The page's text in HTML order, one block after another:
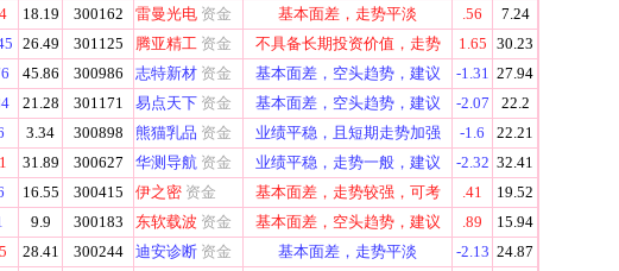
18.19 300162 雷曼光电 资金 基本面差，走势平淡 .56
7.24
26.49 301125 腾亚精工 资金 不具备长期投资价值，走势 1.65 30.23
45.86 300986 志特新材 资金 基本面差，空头趋势，建议 -1.31 27.94
21.28 301171 易点天下 资金 基本面差，空头趋势，建议 -2.07
22.2
3.34 300898 熊猫乳品 资金 业绩平稳，且短期走势加强 -1.6
22.21
31.89 300627 华测导航 资金 业绩平稳，走势一般，建议 -2.32 32.41
16.55 300415 伊之密 资金 基本面差，走势较强，可考 .41
19.52
9.9 300183 东软载波 资金 基本面差，空头趋势，建议 .89
15.94
28.41 300244 迪安诊断 资金 基本面差，走势平淡 -2.13 24.87